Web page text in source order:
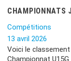
CHAMPIONNATS
Compétitions
13 avril 2026
Voici le classement
Championnat